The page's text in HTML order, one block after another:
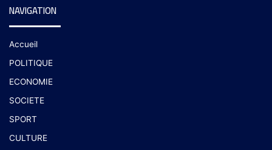
NAVIGATION
Accueil
POLITIQUE
ECONOMIE
SOCIETE
SPORT
CULTURE